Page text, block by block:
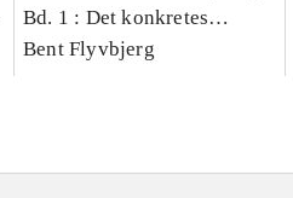
Bd. 1 : Det konkretes
videnskab
Bent Flyvbjerg